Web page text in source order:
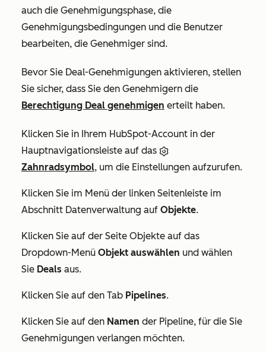
auch die Genehmigungsphase, die
Genehmigungsbedingungen und die Benutzer
bearbeiten, die Genehmiger sind.
Bevor Sie Deal-Genehmigungen aktivieren, stellen
Sie sicher, dass Sie den Genehmigern die
Berechtigung Deal genehmigen erteilt haben.
Klicken Sie in Ihrem HubSpot-Account in der
Hauptnavigationsleiste auf das
Zahnradsymbol, um die Einstellungen aufzurufen.
Klicken Sie im Menü der linken Seitenleiste im
Abschnitt Datenverwaltung auf Objekte.
Klicken Sie auf der Seite Objekte auf das
Dropdown-Menü Objekt auswählen und wählen
Sie Deals aus.
Klicken Sie auf den Tab Pipelines.
Klicken Sie auf den Namen der Pipeline, für die Sie
Genehmigungen verlangen möchten.